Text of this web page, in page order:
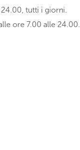
tutti i giorni.
ore 7.00 alle 24.00.